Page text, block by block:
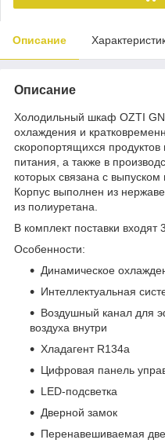
Описание
Описание
Холодильный шкаф OZTI
охлаждения и
скоропортящихся
питания, а также в
которых связана с выпуском
Корпус выполнен из
из полиуретана.
В комплект поставки входят
Особенности:
Динамическое
Интеллектуальная
Воздушный канал для
воздуха внутри
Хладагент R134a
Цифровая панель
LED-подсветка
Дверной замок
Перенавешиваемая